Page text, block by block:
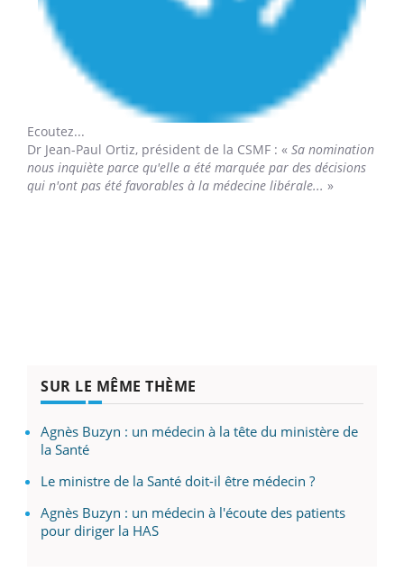
Ecoutez...
Dr Jean-Paul Ortiz, président de la CSMF : « Sa nomination
nous inquiète parce qu'elle a été marquée par des décisions
qui n'ont pas été favorables à la médecine libérale... »
SUR LE MÊME THÈME
Agnès Buzyn : un médecin à la tête du ministère de
la Santé
Le ministre de la Santé doit-il être médecin ?
Agnès Buzyn : un médecin à l'écoute des patients
pour diriger la HAS